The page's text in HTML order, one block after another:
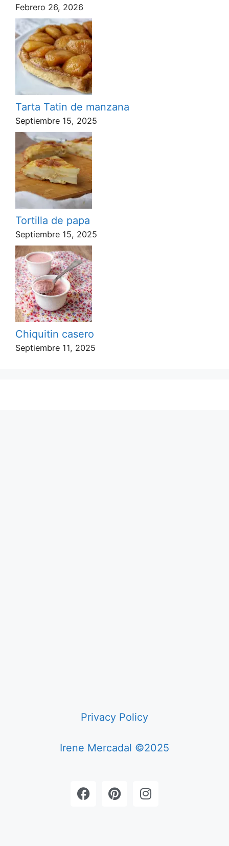
Febrero 26, 2026
Tarta Tatin de manzana
Septiembre 15, 2025
Tortilla de papa
Septiembre 15, 2025
Chiquitin casero
Septiembre 11, 2025
Privacy Policy
Irene Mercadal ©2025